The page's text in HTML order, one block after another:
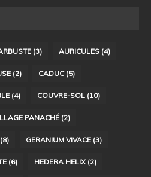
(3) AURICULES (4)
(2) CADUC(5)
(4) COUVRE-SOL (10)
PANACHÉ (2)
(8) GERANIUM VIVACE (3)
(6) HEDERA HELIX (2)